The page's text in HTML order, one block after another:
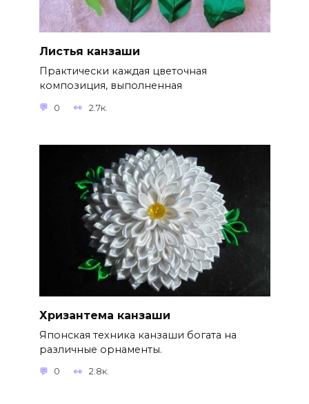
Листья канзаши
Практически каждая цветочная
композиция, выполненная
0 2.7к.
Хризантема канзаши
Японская техника канзаши богата на
различные орнаменты.
0 2.8к.